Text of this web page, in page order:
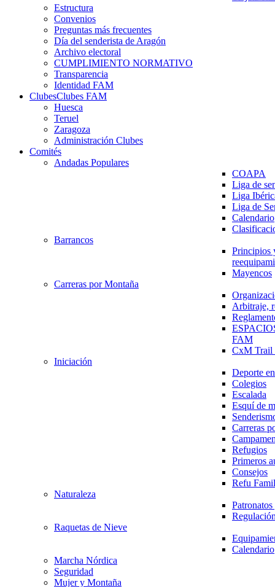
Estructura
Convenios
Preguntas más frecuentes
Día del senderista de Aragón
Archivo electoral
CUMPLIMIENTO NORMATIVO
Transparencia
Identidad FAM
ClubesClubes FAM
Huesca
Teruel
Zaragoza
Administración Clubes
Comités
Andadas Populares
COAPA
Liga de
Liga
Liga de
Calendario
Barrancos
Principios
Mayencos
Carreras por Montaña
Arbitraje,
FAM
CxM
Iniciación
Deporte
Colegios
Escalada
Esquí de
Carreras
Refugios
Primeros
Consejos
Refu
Naturaleza
Raquetas de Nieve
Calendario
Marcha Nórdica
Seguridad
Mujer y Montaña